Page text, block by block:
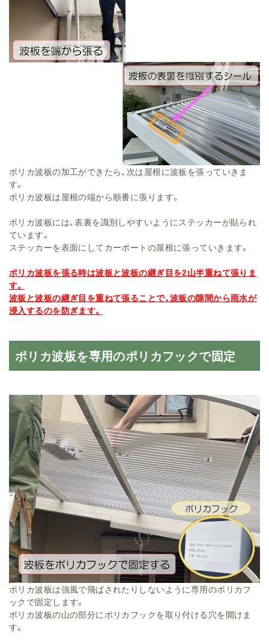
ポリカ波板の加工ができたら、次は屋根に波板を張っていきま
す。
ポリカ波板は屋根の端から順番に張ります。
ポリカ波板には、表裏を識別しやすいようにステッカーが貼られ
ています。
ステッカーを表面にしてカーポートの屋根に張っていきます。
ポリカ波板を張る時は波板と波板の継ぎ目を2山半重ねて張りま
す。
波板と波板の継ぎ目を重ねて張ることで、波板の隙間から雨水が
浸入するのを防ぎます。
ポリカ波板を専用のポリカフックで固定
ポリカ波板は強風で飛ばされたりしないように専用のポリカフ
ックで固定します。
ポリカ波板の山の部分にポリカフックを取り付ける穴を開けま
す。